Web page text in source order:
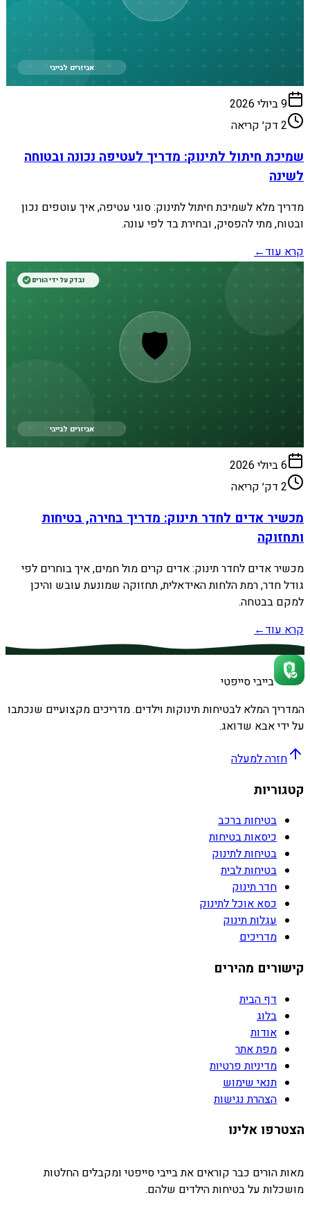
אביזרים לבייבי
9 ביולי 2026
2 דק׳ קריאה
שמיכת חיתול לתינוק: מדריך לעטיפה נכונה ובטוחה
לשינה
מדריך מלא לשמיכת חיתול לתינוק: סוגי עטיפה, איך עוטפים נכון
ובטוח, מתי להפסיק, ובחירת בד לפי עונה.
קרא עוד←
🛡️
אביזרים לבייבי
נבדק על ידי הורים
6 ביולי 2026
2 דק׳ קריאה
מכשיר אדים לחדר תינוק: מדריך בחירה, בטיחות
ותחזוקה
מכשיר אדים לחדר תינוק: אדים קרים מול חמים, איך בוחרים לפי
גודל חדר, רמת הלחות האידאלית, תחזוקה שמונעת עובש והיכן
למקם בבטחה.
קרא עוד←
בייבי סייפטי
המדריך המלא לבטיחות תינוקות וילדים. מדריכים מקצועיים שנכתבו
על ידי אבא שדואג.
חזרה למעלה
קטגוריות
בטיחות ברכב
כיסאות בטיחות
בטיחות לתינוק
בטיחות לבית
חדר תינוק
כסא אוכל לתינוק
עגלות תינוק
מדריכים
קישורים מהירים
דף הבית
בלוג
אודות
מפת אתר
מדיניות פרטיות
תנאי שימוש
הצהרת נגישות
הצטרפו אלינו
מאות הורים כבר קוראים את בייבי סייפטי ומקבלים החלטות
מושכלות על בטיחות הילדים שלהם.